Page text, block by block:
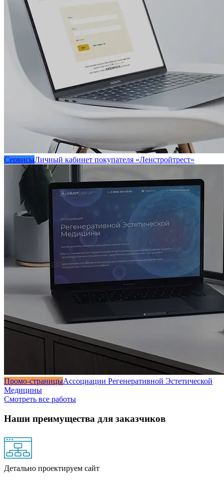
СервисыЛичный кабинет покупателя «Ленстройтрест»
Промо-страницыАссоциации Регенеративной Эстетической
Медицины
Смотреть все работы
Наши преимущества для заказчиков
Детально проектируем сайт